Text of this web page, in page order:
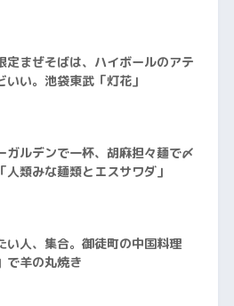
定まぜそばは、ハイボールのアテ
いい。池袋東武「灯花」
ガルデンで一杯、胡麻担々麺で〆
人類みな麺類とエスサワダ」
い人、集合。御徒町の中国料理
で羊の丸焼き